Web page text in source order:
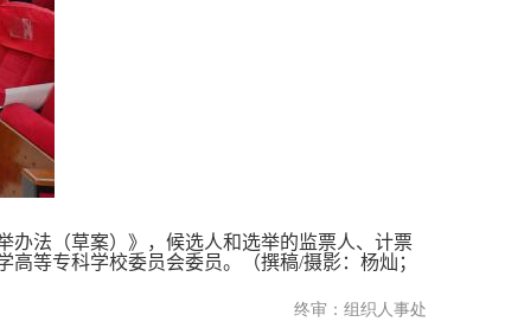
办法（草案）》，候选人和选举的监票人、计票
高等专科学校委员会委员。
（撰稿/摄影：杨灿；
终审：组织人事处